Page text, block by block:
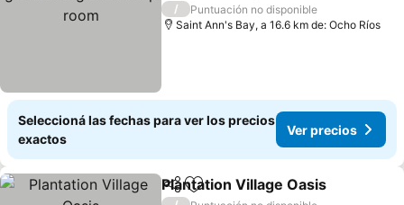
/
Puntuación no disponible
Saint Ann's Bay, a 16.6 km de: Ocho Ríos
Seleccioná las fechas para ver los precios
exactos
Ver precios
CompartirAñadir a favoritos
Plantation Village Oasis